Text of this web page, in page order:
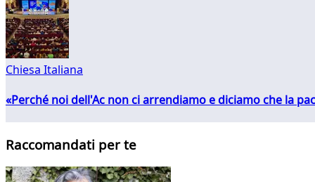
Chiesa Italiana
«Perché noi dell'Ac non ci arrendiamo e diciamo che la
Raccomandati per te